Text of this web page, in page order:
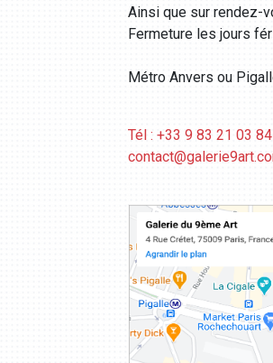
Ainsi que sur rendez-
Fermeture les jours
Métro Anvers ou
Tél : +33 9 83 21 03 84